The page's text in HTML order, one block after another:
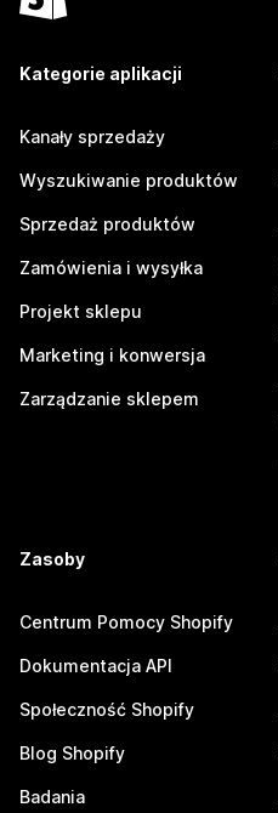
Kategorie aplikacji
Kanały sprzedaży
Wyszukiwanie produktów
Sprzedaż produktów
Zamówienia i wysyłka
Projekt sklepu
Marketing i konwersja
Zarządzanie sklepem
Zasoby
Centrum Pomocy Shopify
Dokumentacja API
Społeczność Shopify
Blog Shopify
Badania